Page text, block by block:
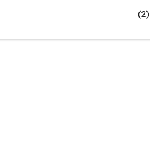
(2)